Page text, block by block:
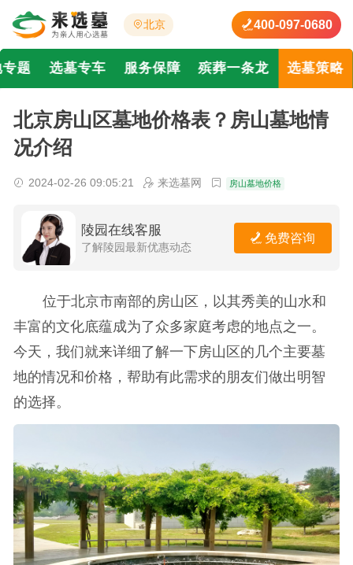
北京 400-097-0680
题 选墓专车 服务保障 殡葬一条龙 选墓策略
北京房山区墓地价格表？房山墓地情
况介绍
2024-02-26 09:05:21 来选墓网 房山墓地价格
陵园在线客服
了解陵园最新优惠动态
免费咨询
位于北京市南部的房山区，以其秀美的山水和
丰富的文化底蕴成为了众多家庭考虑的地点之一。
今天，我们就来详细了解一下房山区的几个主要墓
地的情况和价格，帮助有此需求的朋友们做出明智
的选择。